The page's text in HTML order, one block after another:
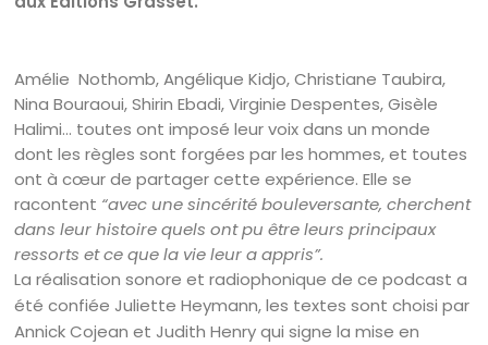
Amélie Nothomb, Angélique Kidjo, Christiane Taubira,
Nina Bouraoui, Shirin Ebadi, Virginie Despentes, Gisèle
Halimi… toutes ont imposé leur voix dans un monde
dont les règles sont forgées par les hommes, et toutes
ont à cœur de partager cette expérience. Elle se
racontent “avec une sincérité bouleversante, cherchent
dans leur histoire quels ont pu être leurs principaux
ressorts et ce que la vie leur a appris”.
La réalisation sonore et radiophonique de ce podcast a
été confiée Juliette Heymann, les textes sont choisi par
Annick Cojean et Judith Henry qui signe la mise en